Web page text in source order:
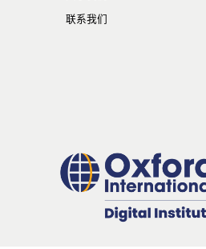
联系我们